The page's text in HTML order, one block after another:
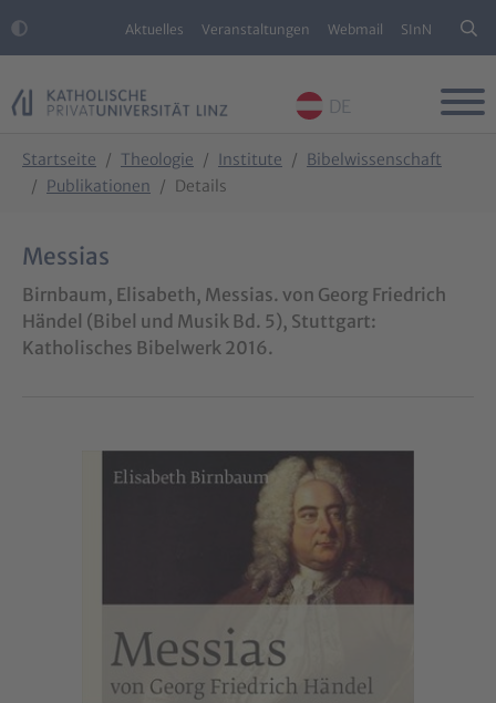
Aktuelles Veranstaltungen Webmail SInN
DE
Startseite Theologie Institute
Bibelwissenschaft
Publikationen
Details
Messias
Birnbaum, Elisabeth, Messias. von Georg Friedrich
Händel (Bibel und Musik Bd. 5), Stuttgart:
Katholisches Bibelwerk 2016.